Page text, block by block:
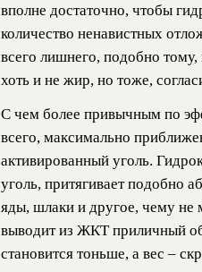
вполне достаточно, чтобы
количество ненавистных
всего лишнего, подобно
хоть и не жир, но тоже,
С чем более привычным по
всего, максимально
активированный уголь.
уголь, притягивает подобно
яды, шлаки и другое, чему не
выводит из ЖКТ приличный
становится тоньше, а вес –